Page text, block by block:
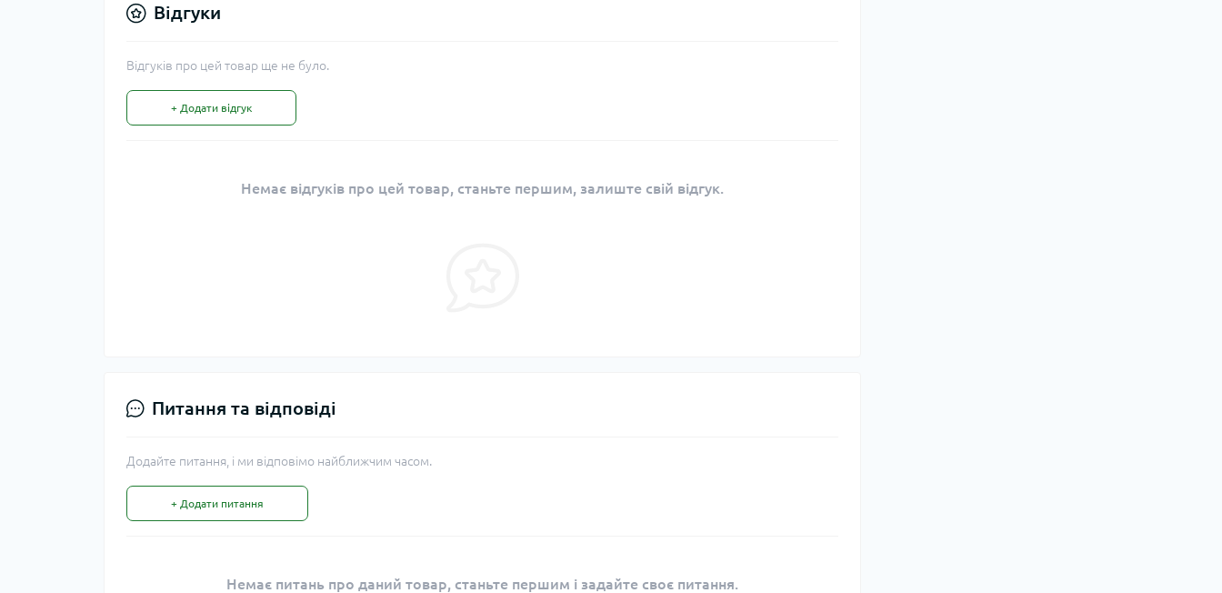
Відгуки
Відгуків про цей товар ще не було.
+ Додати відгук
Немає відгуків про цей товар, станьте першим, залиште свій відгук.
Питання та відповіді
Додайте питання, і ми відповімо найближчим часом.
+ Додати питання
Немає питань про даний товар, станьте першим і задайте своє питання.